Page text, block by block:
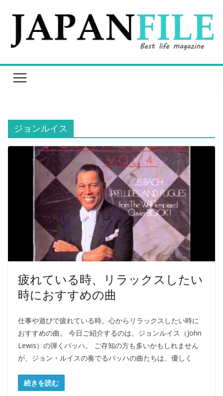
ジョンルイス
疲れている時、リラックスしたい
時におすすめの曲
仕事や遊びで疲れている時。心からリラックスしたい時に
おすすめの曲。 今日ご紹介するのは、ジョンルイス（John
Lewis）の弾くバッハ。 ご存知の方も多いかもしれません
が、ジョン・ルイスの奏でるバッハの曲たちは、優しく
続きを読む